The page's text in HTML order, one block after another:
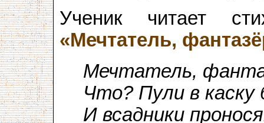
Ученик читает
«Мечтатель,
Мечтатель,
Что? Пули в каску
И всадники